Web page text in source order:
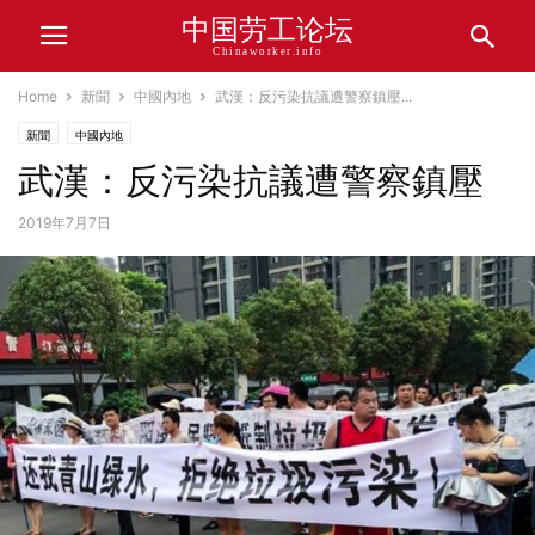
中国劳工论坛
Chinaworker.info
Home 新聞 中國內地 武漢：反污染抗議遭警察鎮壓...
新聞 中國內地
武漢：反污染抗議遭警察鎮壓
2019年7月7日